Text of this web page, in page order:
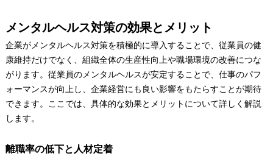
メンタルヘルス対策の効果とメリット
企業がメンタルヘルス対策を積極的に導入することで、従業員の健
康維持だけでなく、組織全体の生産性向上や職場環境の改善につな
がります。従業員のメンタルヘルスが安定することで、仕事のパフ
ォーマンスが向上し、企業経営にも良い影響をもたらすことが期待
できます。ここでは、具体的な効果とメリットについて詳しく解説
します。
離職率の低下と人材定着